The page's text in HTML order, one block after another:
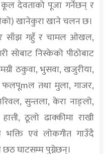
देवताको पूजा गर्नेछन् र
खानेकुरा खाने चलन छ।
साँझ गहुँ र चामल ओखल,
सोबाट निस्केको पीठोबाट
ठकुवा, भुसवा, खजुरीया,
फलपूmल तथा मुला, गाजर,
सुन्तला, केरा नाङ्लो,
ठूलो ढाक्कीमा राखी
भक्ति एवं लोकगीत गाउँदै
घाटसम्म पुग्नेछन्।